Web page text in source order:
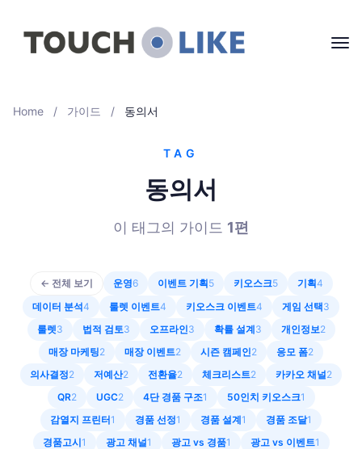
Home / 가이드 / 동의서
TAG
동의서
이 태그의 가이드 1편
← 전체 보기 운영6 이벤트 기획5 키오스크5 기획4
데이터 분석4 룰렛 이벤트4 키오스크 이벤트4 게임 선택3
룰렛3 법적 검토3 오프라인3 확률 설계3 개인정보2
매장 마케팅2 매장 이벤트2 시즌 캠페인2 응모 폼2
의사결정2 저예산2 전환율2 체크리스트2 카카오 채널2
QR2 UGC2 4단 경품 구조1 50인치 키오스크1
감열지 프린터1 경품 선정1 경품 설계1 경품 조달1
경품고시1 광고 채널1 광고 vs 경품1 광고 vs 이벤트1